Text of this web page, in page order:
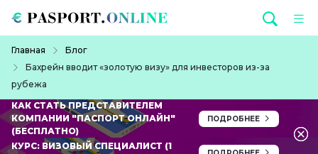
Главная
Блог
Бахрейн вводит «золотую визу» для инвесторов из-за
рубежа
КАК СТАТЬ ПРЕДСТАВИТЕЛЕМ
КОМПАНИИ "ПАСПОРТ ОНЛАЙН"
(БЕСПЛАТНО)
ПОДРОБНЕЕ
КУРС: ВИЗОВЫЙ СПЕЦИАЛИСТ (1